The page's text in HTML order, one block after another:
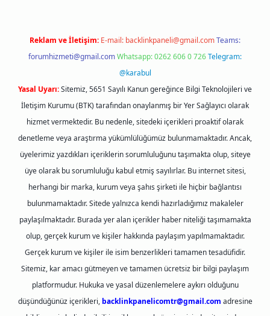
Reklam ve İletişim: E-mail: backlinkpaneli@gmail.comTeams:
forumhizmeti@gmail.comWhatsapp: 0262 606 0 726Telegram:
@karabul
Yasal Uyarı:Sitemiz, 5651 Sayılı Kanun gereğince Bilgi Teknolojileri ve
İletişim Kurumu (BTK) tarafından onaylanmış bir Yer Sağlayıcı olarak
hizmet vermektedir. Bu nedenle, sitedeki içerikleri proaktif olarak
denetleme veya araştırma yükümlülüğümüz bulunmamaktadır. Ancak,
üyelerimiz yazdıkları içeriklerin sorumluluğunu taşımakta olup, siteye
üye olarak bu sorumluluğu kabul etmiş sayılırlar. Bu internet sitesi,
herhangi bir marka, kurum veya şahıs şirketi ile hiçbir bağlantısı
bulunmamaktadır. Sitede yalnızca kendi hazırladığımız makaleler
paylaşılmaktadır. Burada yer alan içerikler haber niteliği taşımamakta
olup, gerçek kurum ve kişiler hakkında paylaşım yapılmamaktadır.
Gerçek kurum ve kişiler ile isim benzerlikleri tamamen tesadüfidir.
Sitemiz, kar amacı gütmeyen ve tamamen ücretsiz bir bilgi paylaşım
platformudur. Hukuka ve yasal düzenlemelere aykırı olduğunu
düşündüğünüz içerikleri, backlinkpanelicomtr@gmail.com adresine